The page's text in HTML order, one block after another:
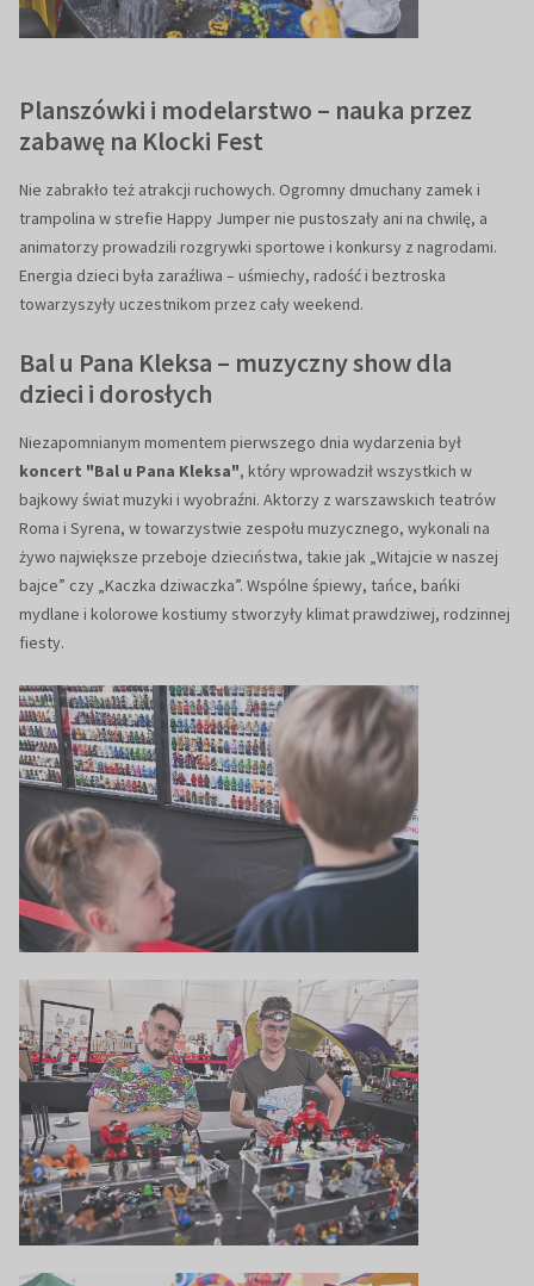
Planszówki i modelarstwo – nauka przez
zabawę na Klocki Fest
Nie zabrakło też atrakcji ruchowych. Ogromny dmuchany zamek i
trampolina w strefie Happy Jumper nie pustoszały ani na chwilę, a
animatorzy prowadzili rozgrywki sportowe i konkursy z nagrodami.
Energia dzieci była zaraźliwa – uśmiechy, radość i beztroska
towarzyszyły uczestnikom przez cały weekend.
Bal u Pana Kleksa – muzyczny show dla
dzieci i dorosłych
Niezapomnianym momentem pierwszego dnia wydarzenia był
koncert "Bal u Pana Kleksa", który wprowadził wszystkich w
bajkowy świat muzyki i wyobraźni. Aktorzy z warszawskich teatrów
Roma i Syrena, w towarzystwie zespołu muzycznego, wykonali na
żywo największe przeboje dzieciństwa, takie jak „Witajcie w naszej
bajce” czy „Kaczka dziwaczka”. Wspólne śpiewy, tańce, bańki
mydlane i kolorowe kostiumy stworzyły klimat prawdziwej, rodzinnej
fiesty.